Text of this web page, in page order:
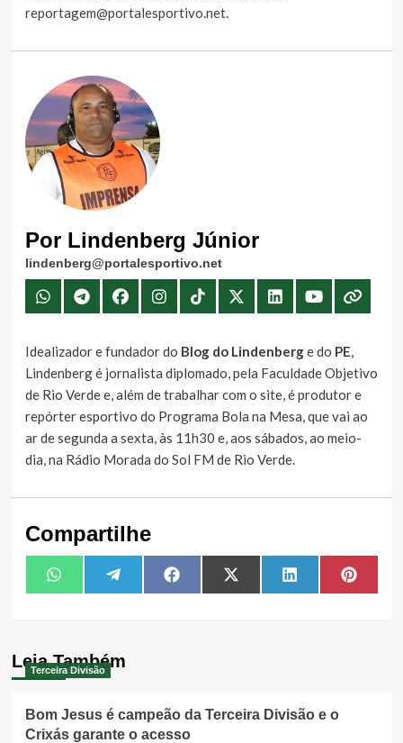
reportagem@portalesportivo.net.
Por Lindenberg Júnior
lindenberg@portalesportivo.net
Idealizador e fundador do Blog do Lindenberge do PE,
Lindenberg é jornalista diplomado, pela Faculdade Objetivo
de Rio Verde e, além de trabalhar com o site, é produtor e
repórter esportivo do Programa Bola na Mesa, que vai ao
ar de segunda a sexta, às 11h30 e, aos sábados, ao meio-
dia, na Rádio Morada do Sol FM de Rio Verde.
Compartilhe
Share
on
WhatsAppShare
on
TelegramShare
on
FacebookShare
on
X
(Twitter)
Share
on
LinkedIn Share
on
Leia Também
Terceira Divisão
Bom Jesus é campeão da Terceira Divisão e o
Crixás garante o acesso